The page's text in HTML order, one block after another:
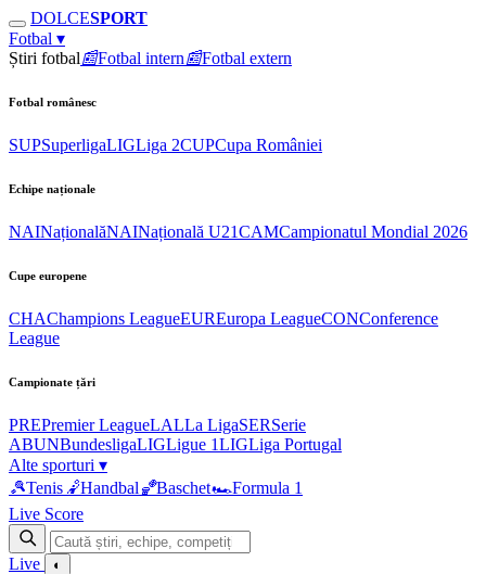
DOLCESPORT
Fotbal ▾
Știri fotbal📰Fotbal intern📰Fotbal extern
Fotbal românesc
SUPSuperligaLIGLiga 2CUPCupa României
Echipe naționale
NAINaționalăNAINațională U21CAMCampionatul Mondial 2026
Cupe europene
CHAChampions LeagueEUREuropa LeagueCONConference
League
Campionate țări
PREPremier LeagueLALLa LigaSERSerie
ABUNBundesligaLIGLigue 1LIGLiga Portugal
Alte sporturi ▾
🎾Tenis 🤾Handbal🏀Baschet🏎Formula 1
Live Score
Live ◐